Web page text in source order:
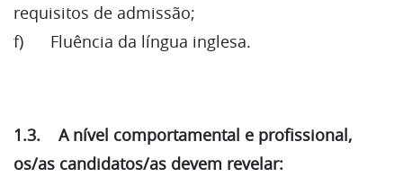
requisitos de admissão;
f) Fluência da língua inglesa.
1.3. A nível comportamental e profissional,
os/as candidatos/as devem revelar: